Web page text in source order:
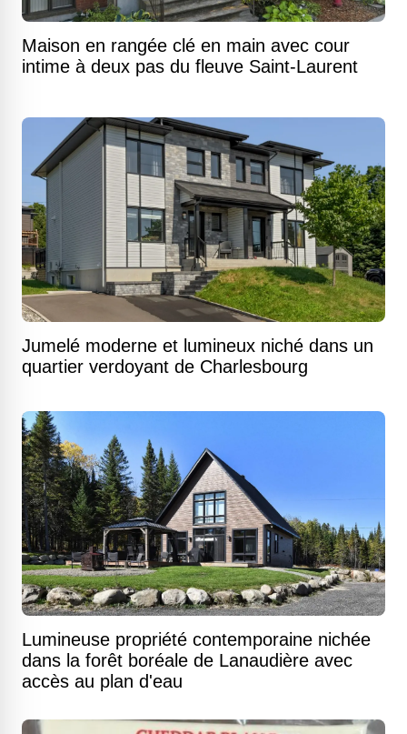
Maison en rangée clé en main avec cour
intime à deux pas du fleuve Saint-Laurent
Jumelé moderne et lumineux niché dans un
quartier verdoyant de Charlesbourg
Lumineuse propriété contemporaine nichée
dans la forêt boréale de Lanaudière avec
accès au plan d'eau